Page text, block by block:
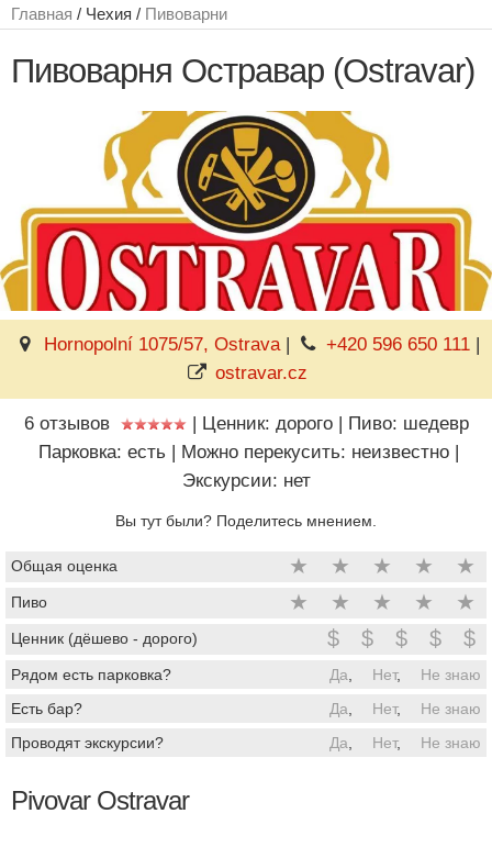
Главная / Чехия / Пивоварни
Пивоварня Остравар (Ostravar)
Hornopolní 1075/57, Ostrava| +420 596 650 111 |
ostravar.cz
6 отзывов | Ценник: дорого | Пиво: шедевр
Парковка: есть | Можно перекусить: неизвестно |
Экскурсии: нет
Вы тут были? Поделитесь мнением.
Общая оценка ★ ★ ★ ★ ★
Пиво ★ ★ ★ ★ ★
Ценник (дёшево - дорого) $ $ $ $ $
Рядом есть парковка? Да Нет,
Не знаю
Есть бар?
Да Нет,
Не знаю
Проводят экскурсии?
Да Нет, Не знаю
Pivovar Ostravar